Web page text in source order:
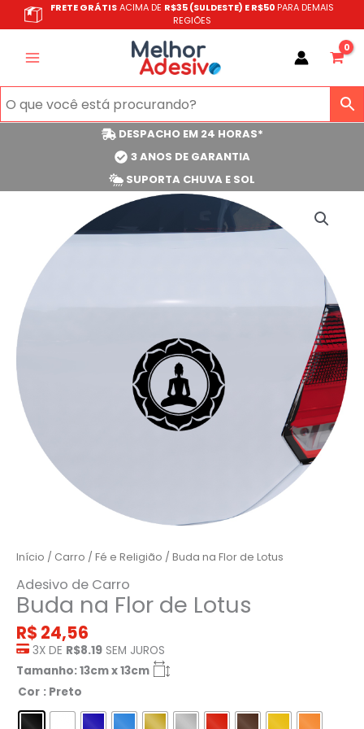
para
FRETE GRÁTISACIMA DE R$35 (SULDESTE) E R$50 PARA DEMAIS
REGIÕES
DESPACHO EM 24 HORAS*
3 ANOS DE GARANTIA
SUPORTA CHUVA E SOL
Início / Carro / Fé e Religião / Buda na Flor de Lotus
Adesivo de Carro
Buda na Flor de Lotus
R$ 24,56
3X DE R$8.19 SEM JUROS
Tamanho: 13cm x 13cm
Cor : Preto